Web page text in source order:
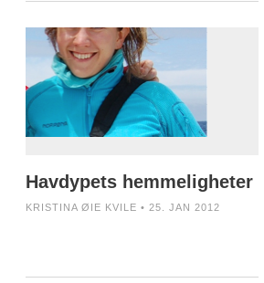
Havdypets hemmeligheter
KRISTINA ØIE KVILE • 25. JAN 2012